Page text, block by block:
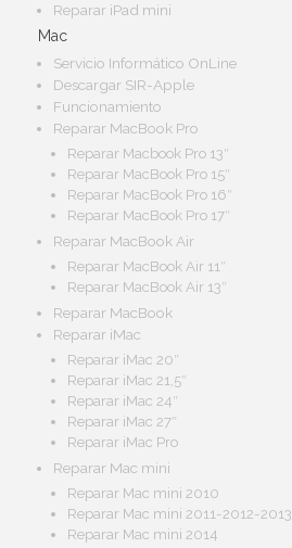
Reparar iPad mini
Mac
Servicio Informático OnLine
Descargar SIR-Apple
Funcionamiento
Reparar MacBook Pro
Reparar Macbook Pro 13″
Reparar MacBook Pro 15″
Reparar MacBook Pro 16″
Reparar MacBook Pro 17″
Reparar MacBook Air
Reparar MacBook Air 11″
Reparar MacBook Air 13″
Reparar MacBook
Reparar iMac
Reparar iMac 20″
Reparar iMac 21,5″
Reparar iMac 24″
Reparar iMac 27″
Reparar iMac Pro
Reparar Mac mini
Reparar Mac mini 2010
Reparar Mac mini 2011-2012-2013
Reparar Mac mini 2014